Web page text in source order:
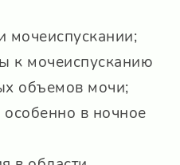
мочеиспускании;
к мочеиспусканию
объемов мочи;
в ночное